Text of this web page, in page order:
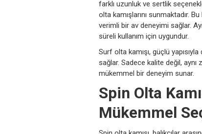
farklı uzunluk ve sertlik
olta kamışlarını sunmaktadır.
verimli bir av deneyimi sağlar.
süreli kullanım için uygundur.
Surf olta kamışı, güçlü
sağlar. Sadece kalite değil, aynı
mükemmel bir deneyim sunar.
Spin Olta
Mükemmel